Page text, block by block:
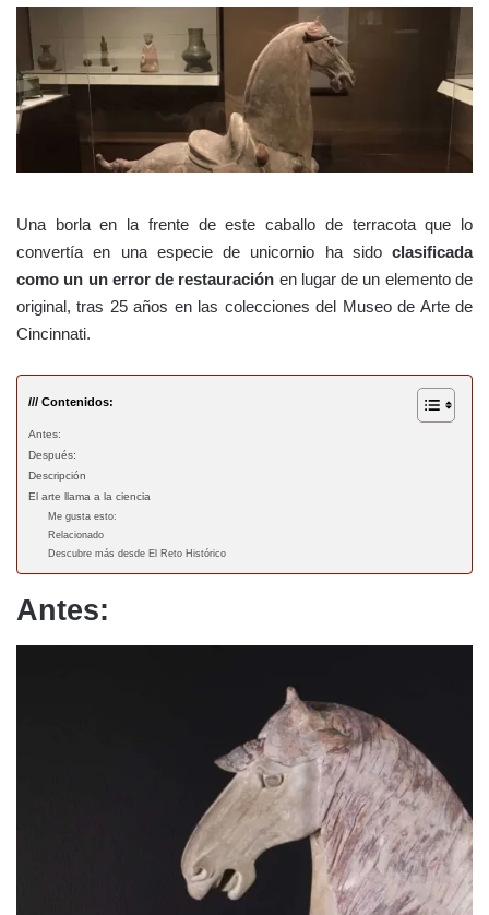
Una borla en la frente de este caballo de terracota que lo
convertía en una especie de unicornio ha sido clasificada
como un un error de restauración en lugar de un elemento de
original, tras 25 años en las colecciones del Museo de Arte de
Cincinnati.
/// Contenidos:
Antes:
Después:
Descripción
El arte llama a la ciencia
Me gusta esto:
Relacionado
Descubre más desde El Reto Histórico
Antes: